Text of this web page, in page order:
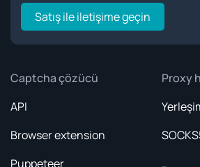
Satış ile iletişime geçin
Captcha çözücü
API
Browser extension
Puppeteer
Proxy